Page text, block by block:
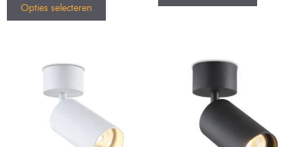
Opties selecteren